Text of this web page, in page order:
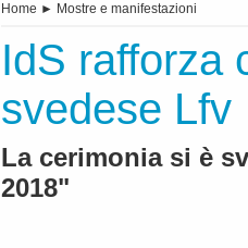
Home ► Mostre e manifestazioni
IdS rafforza
svedese Lfv
La cerimonia si è
2018"